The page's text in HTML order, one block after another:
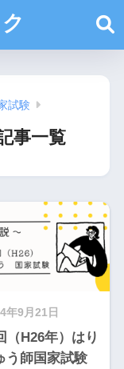
試験
事一覧
年9月21日
（H26年）はり
う師国家試験